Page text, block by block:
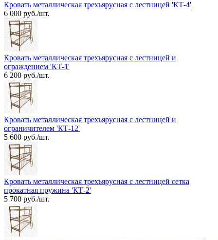
Кровать металлическая трехъярусная с лестницей 'КТ-4'
6 000 руб./шт.
Кровать металлическая трехъярусная с лестницей и
ограждением 'КТ-1'
6 200 руб./шт.
Кровать металлическая трехъярусная с лестницей и
ограничителем 'КТ-12'
5 600 руб./шт.
Кровать металлическая трехъярусная с лестницей сетка
прокатная пружина 'КТ-2'
5 700 руб./шт.